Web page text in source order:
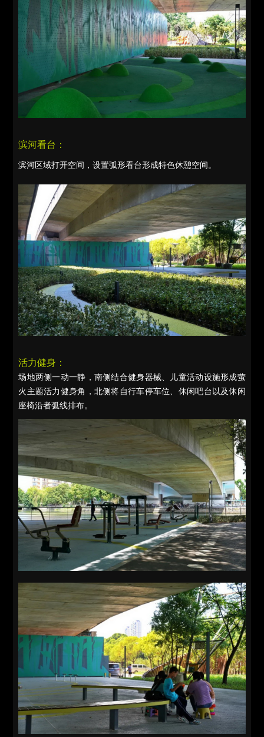
滨河看台：
滨河区域打开空间，设置弧形看台形成特色休憩空间。
活力健身：
场地两侧一动一静，南侧结合健身器械、儿童活动设施形成萤
火主题活力健身角，北侧将自行车停车位、休闲吧台以及休闲
座椅沿者弧线排布。